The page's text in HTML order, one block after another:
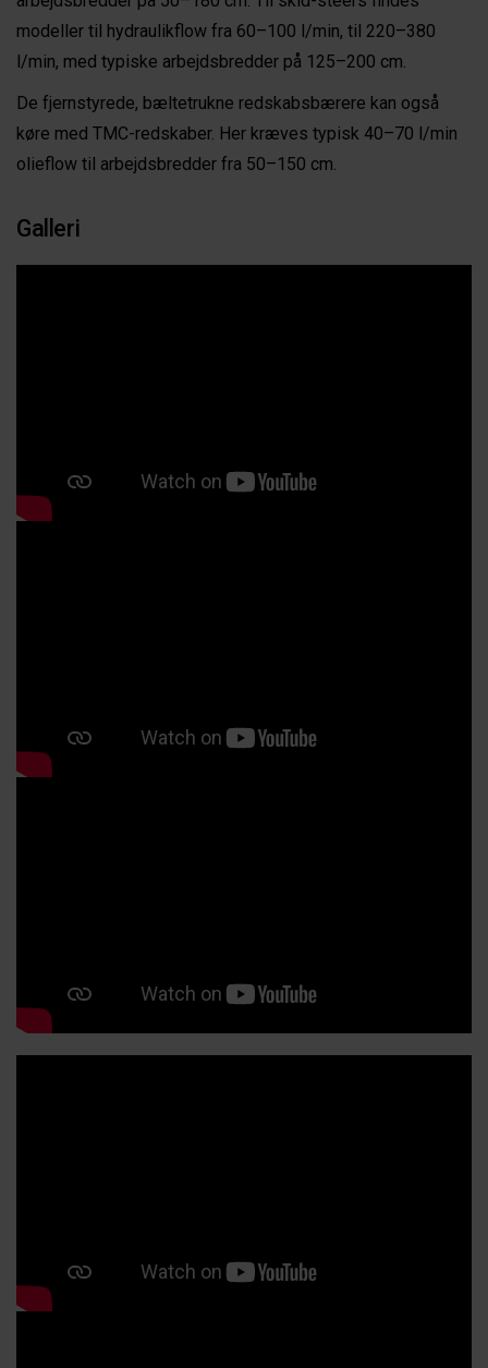
modeller til hydraulikflow fra 60–100 l/min, til 220–380
l/min, med typiske arbejdsbredder på 125–200 cm.
De fjernstyrede, bæltetrukne redskabsbærere kan også
køre med TMC-redskaber. Her kræves typisk 40–70 l/min
olieflow til arbejdsbredder fra 50–150 cm.
Galleri